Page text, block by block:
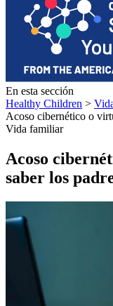
En esta sección
Healthy Children >
Acoso cibernético o
Vida familiar
Acoso
saber los